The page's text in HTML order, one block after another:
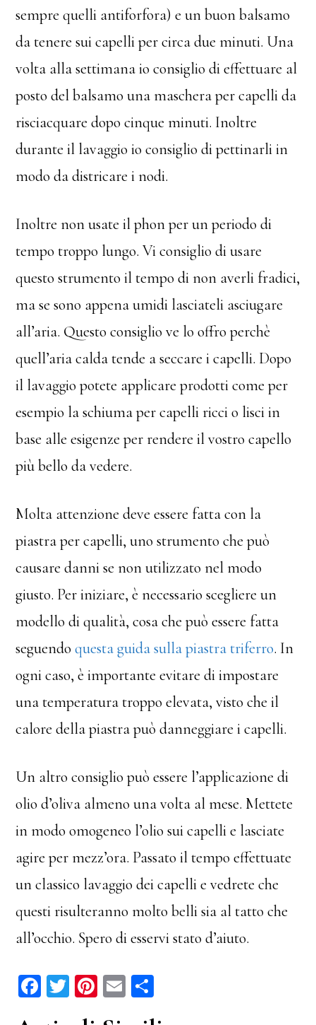
sempre quelli antiforfora) e un buon balsamo
da tenere sui capelli per circa due minuti. Una
volta alla settimana io consiglio di effettuare al
posto del balsamo una maschera per capelli da
risciacquare dopo cinque minuti. Inoltre
durante il lavaggio io consiglio di pettinarli in
modo da districare i nodi.
Inoltre non usate il phon per un periodo di
tempo troppo lungo. Vi consiglio di usare
questo strumento il tempo di non averli fradici,
ma se sono appena umidi lasciateli asciugare
all’aria. Questo consiglio ve lo offro perchè
quell’aria calda tende a seccare i capelli. Dopo
il lavaggio potete applicare prodotti come per
esempio la schiuma per capelli ricci o lisci in
base alle esigenze per rendere il vostro capello
più bello da vedere.
Molta attenzione deve essere fatta con la
piastra per capelli, uno strumento che può
causare danni se non utilizzato nel modo
giusto. Per iniziare, è necessario scegliere un
modello di qualità, cosa che può essere fatta
seguendoquesta guida sulla piastra triferro. In
ogni caso, è importante evitare di impostare
una temperatura troppo elevata, visto che il
calore della piastra può danneggiare i capelli.
Un altro consiglio può essere l’applicazione di
olio d’oliva almeno una volta al mese. Mettete
in modo omogeneo l’olio sui capelli e lasciate
agire per mezz’ora. Passato il tempo effettuate
un classico lavaggio dei capelli e vedrete che
questi risulteranno molto belli sia al tatto che
all’occhio. Spero di esservi stato d’aiuto.
Fa T
Pi E